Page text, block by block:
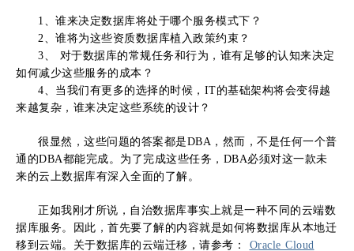
1、谁来决定数据库将处于哪个服务模式下？
2、谁将为这些资质数据库植入政策约束？
3、 对于数据库的常规任务和行为，谁有足够的认知来决定
如何减少这些服务的成本？
4、当我们有更多的选择的时候，IT的基础架构将会变得越
来越复杂，谁来决定这些系统的设计？
很显然，这些问题的答案都是DBA，然而，不是任何一个普
通的DBA都能完成。为了完成这些任务，DBA必须对这一款未
来的云上数据库有深入全面的了解。
正如我刚才所说，自治数据库事实上就是一种不同的云端数
据库服务。因此，首先要了解的内容就是如何将数据库从本地迁
移到云端。关于数据库的云端迁移，请参考： Oracle Cloud